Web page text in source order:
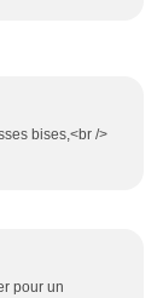
bises,<br />
pour un